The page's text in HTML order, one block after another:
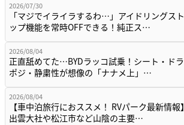
2026/07/30
「マジでイライラするわ…」アイドリングスト
ップ機能を常時OFFできる！純正ス…
2026/08/04
正直舐めてた…BYDラッコ試乗！シート・ドラ
ポジ・静粛性が想像の「ナナメ上」…
2026/08/04
【車中泊旅行におススメ！ RVパーク最新情報】
出雲大社や松江市など山陰の主要…